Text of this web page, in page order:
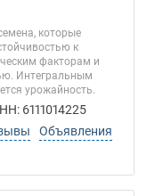
которые
к
факторам и
Интегральным
урожайность.
6111014225
Объявления